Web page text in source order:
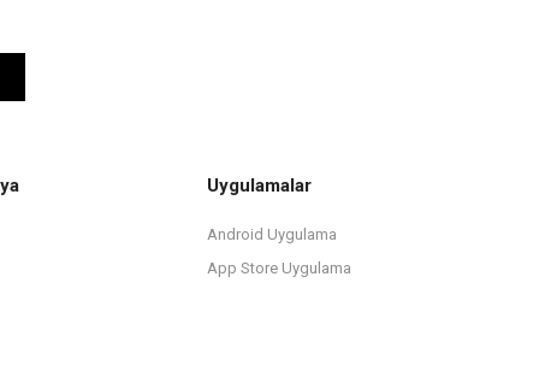
Uygulamalar
Android Uygulama
App Store Uygulama